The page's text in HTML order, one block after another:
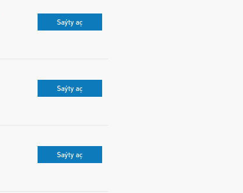
Saýty aç
Saýty aç
Saýty aç